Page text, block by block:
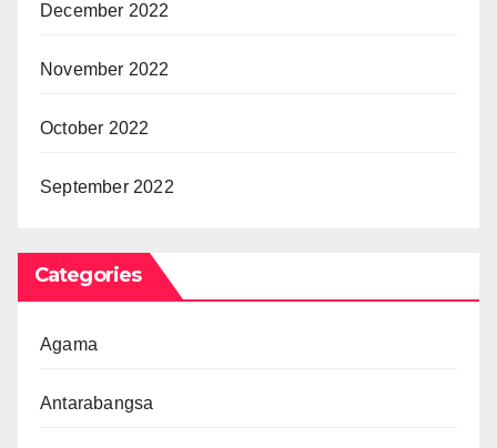
December 2022
November 2022
October 2022
September 2022
Categories
Agama
Antarabangsa